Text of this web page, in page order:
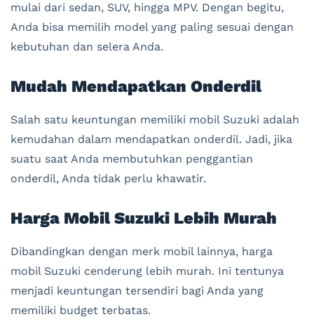
mulai dari sedan, SUV, hingga MPV. Dengan begitu,
Anda bisa memilih model yang paling sesuai dengan
kebutuhan dan selera Anda.
Mudah Mendapatkan Onderdil
Salah satu keuntungan memiliki mobil Suzuki adalah
kemudahan dalam mendapatkan onderdil. Jadi, jika
suatu saat Anda membutuhkan penggantian
onderdil, Anda tidak perlu khawatir.
Harga Mobil Suzuki Lebih Murah
Dibandingkan dengan merk mobil lainnya, harga
mobil Suzuki cenderung lebih murah. Ini tentunya
menjadi keuntungan tersendiri bagi Anda yang
memiliki budget terbatas.